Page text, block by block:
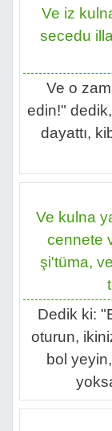
Ve iz
secedu
Ve o
edin!"
dayattı,
Ve kulna
cennete
şi'tüma,
Dedik ki:
oturun,
bol